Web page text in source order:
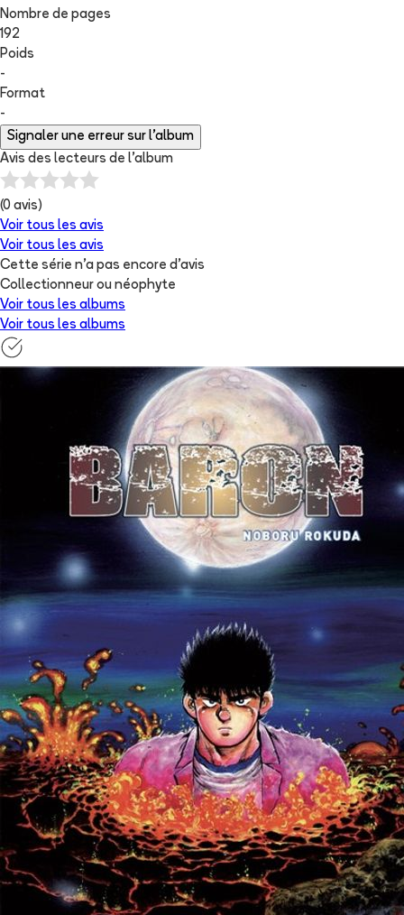
Nombre de pages
192
Poids
-
Format
-
Signaler une erreur sur l'album
Avis des lecteurs de l'album
(0 avis)
Voir tous les avis
Voir tous les avis
Cette série n'a pas encore d'avis
Collectionneur ou néophyte
Voir tous les albums
Voir tous les albums